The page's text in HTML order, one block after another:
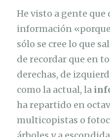
He visto a gente
información
sólo se cree lo que
de recordar que en
derechas, de
como la actual, la
ha repartido en
multicopistas o